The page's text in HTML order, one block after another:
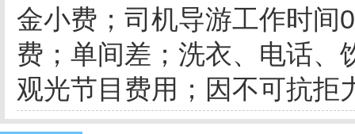
金小费；司机导游工作时间
费；单间差；洗衣、电话、
观光节目费用；因不可抗拒